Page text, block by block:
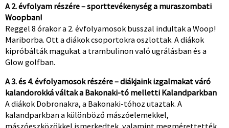
A 2. évfolyam részére – sporttevékenység a muraszombati
Woopban!
Reggel 8 órakor a 2. évfolyamosok busszal indultak a Woop!
Mariborba. Ott a diákok csoportokra oszlottak. A diákok
kipróbálták magukat a trambulinon való ugrálásban és a
Glow golfban.
A 3. és 4. évfolyamosok részére – diákjaink izgalmakat váró
kalandorokká váltak a Bakonaki-tó melletti Kalandparkban
A diákok Dobronakra, a Bakonaki-tóhoz utaztak. A
kalandparkban a különböző mászóelemekkel,